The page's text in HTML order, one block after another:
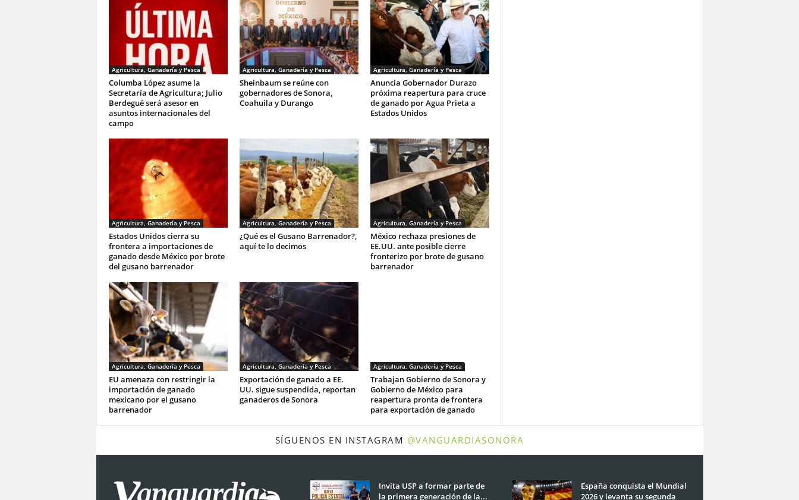
Agricultura, Ganadería y Pesca
Columba López asume la
Secretaría de Agricultura; Julio
Berdegué será asesor en
asuntos internacionales del
campo
Agricultura, Ganadería y Pesca
Sheinbaum se reúne con
gobernadores de Sonora,
Coahuila y Durango
Agricultura, Ganadería y Pesca
Anuncia Gobernador Durazo
próxima reapertura para cruce
de ganado por Agua Prieta a
Estados Unidos
Agricultura, Ganadería y Pesca
Estados Unidos cierra su
frontera a importaciones de
ganado desde México por brote
del gusano barrenador
Agricultura, Ganadería y Pesca
¿Qué es el Gusano Barrenador?,
aquí te lo decimos
Agricultura, Ganadería y Pesca
México rechaza presiones de
EE.UU. ante posible cierre
fronterizo por brote de gusano
barrenador
Agricultura, Ganadería y Pesca
EU amenaza con restringir la
importación de ganado
mexicano por el gusano
barrenador
Agricultura, Ganadería y Pesca
Exportación de ganado a EE.
UU. sigue suspendida, reportan
ganaderos de Sonora
Agricultura, Ganadería y Pesca
Trabajan Gobierno de Sonora y
Gobierno de México para
reapertura pronta de frontera
para exportación de ganado
SÍGUENOS EN INSTAGRAM @VANGUARDIASONORA
Invita USP a formar parte de
la primera generación de la...
España conquista el Mundial
2026 y levanta su segunda